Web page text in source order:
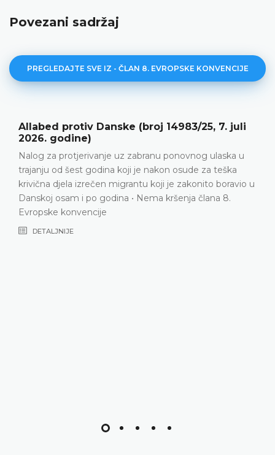
Povezani sadržaj
PREGLEDAJTE SVE IZ - ČLAN 8. EVROPSKE KONVENCIJE
Y protiv Srbije (broj 28322/20, 12. maj 2026.
godine)
Porodični život • Pozitivne obaveze • Prekid kontakta
između podnositeljice predstavke i njenog polubrata
nakon što ga je usvojila porodica koja živi u inozemstvu
• Odbijanje podnositeljice predstavke da bude usvojena
ne smije nadmašiti interese samog njenog polubrata •
U datim okolnostima, usvojenje polubrata podnosioca